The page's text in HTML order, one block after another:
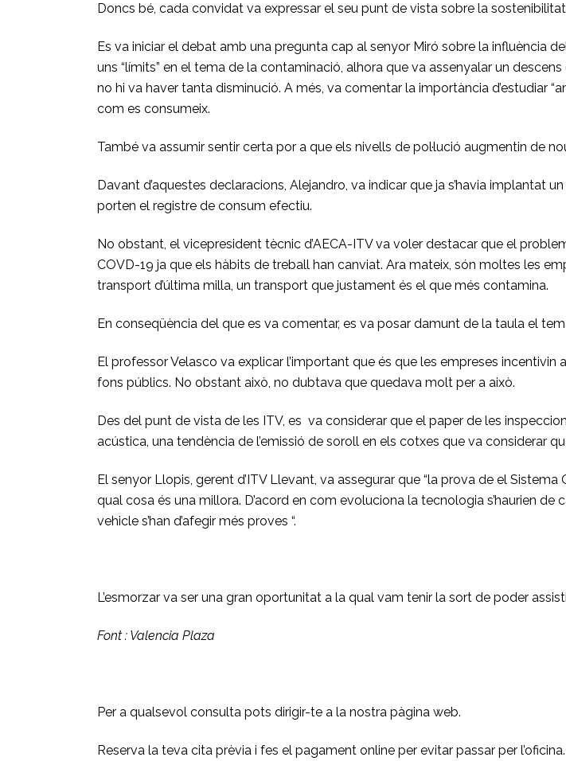
Doncs bé, cada convidat va expressar el seu punt de vista sobre la
Es va iniciar el debat amb una pregunta cap al senyor Miró sobre la influència
uns “límits” en el tema de la contaminació, alhora que va assenyalar un
no hi va haver tanta disminució. A més, va comentar la importància d’estudiar
com es consumeix.
També va assumir sentir certa por a que els nivells de pol·lució augmentin de
Davant d’aquestes declaracions, Alejandro, va indicar que ja s’havia implantat
porten el registre de consum efectiu.
No obstant, el vicepresident tècnic d’AECA-ITV va voler destacar que el
COVD-19 ja que els hàbits de treball han canviat. Ara mateix, són moltes les
transport d’última milla, un transport que justament és el que més contamina.
En conseqüència del que es va comentar, es va posar damunt de la taula el
El professor Velasco va explicar l’important que és que les empreses
fons públics. No obstant això, no dubtava que quedava molt per a això.
Des del punt de vista de les ITV, es va considerar que el paper de les
acústica, una tendència de l’emissió de soroll en els cotxes que va considerar
El senyor Llopis, gerent d’ITV Llevant, va assegurar que “la prova de el
qual cosa és una millora. D’acord en com evoluciona la tecnologia s’haurien
vehicle s’han d’afegir més proves “.
L’esmorzar va ser una gran oportunitat a la qual vam tenir la sort de poder
Font : Valencia Plaza
Per a qualsevol consulta pots dirigir-te a la nostra pàgina web.
Reserva la teva cita prèvia i fes el pagament online per evitar passar per l’oficina.